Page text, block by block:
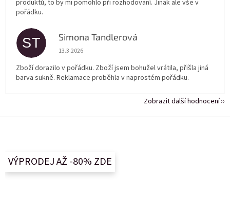
produktů, to by mi pomohlo při rozhodování. Jinak ale vše v
pořádku.
ST Simona Tandlerová
Hodnocení obchodu je 5 z 5 hvězdiček.
13.3.2026
Zboží dorazilo v pořádku. Zboží jsem bohužel vrátila, přišla jiná
barva sukně. Reklamace proběhla v naprostém pořádku.
Zobrazit další hodnocení
VÝPRODEJ AŽ -80% ZDE